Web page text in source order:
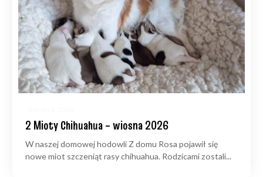
2 Mioty Chihuahua – wiosna 2026
W naszej domowej hodowli Z domu Rosa pojawił się
nowe miot szczeniąt rasy chihuahua. Rodzicami zostali...